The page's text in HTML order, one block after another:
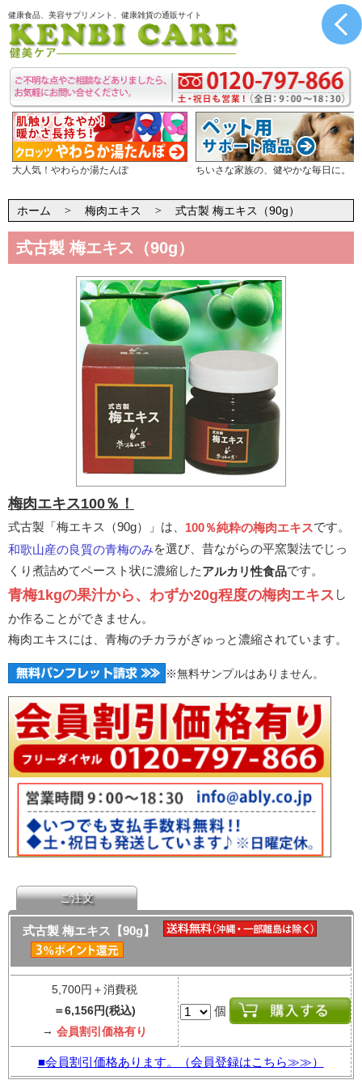
健康食品、美容サプリメント、健康雑貨の通販サイト
大人気！やわらか湯たんぽ ちいさな家族の、健やかな毎日に。
ホーム 梅肉エキス 式古製 梅エキス（90g）
式古製 梅エキス（90g）
梅肉エキス100％！
式古製「梅エキス（90g）」は、 100％純粋の梅肉エキスです。
和歌山産の良質の青梅のみを選び、昔ながらの平窯製法でじっ
くり煮詰めてペースト状に濃縮したアルカリ性食品です。
青梅1kgの果汁から、わずか20g程度の梅肉エキス し
か作ることができません。
梅肉エキスには、青梅のチカラがぎゅっと濃縮されています。
※無料サンプルはありません。
ご注文
式古製 梅エキス【90g】
5,700円＋消費税
＝6,156円(税込)
→ 会員割引価格有り
個
■会員割引価格あります。（会員登録はこちら≫≫）